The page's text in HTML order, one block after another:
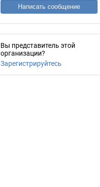
Написать сообщение
Вы представитель этой
организации?
Зарегистрируйтесь